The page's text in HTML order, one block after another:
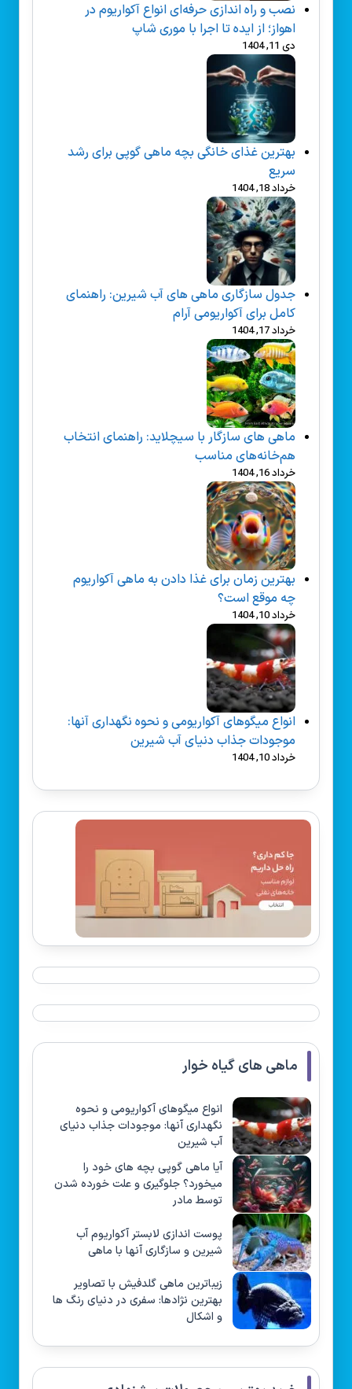
نصب و راه‌ اندازی حرفه‌ای انواع آکواریوم در
اهواز؛ از ایده تا اجرا با موری شاپ
دی 11, 1404
بهترین غذای خانگی بچه ماهی گوپی برای رشد
سریع
خرداد 18, 1404
جدول سازگاری ماهی های آب شیرین: راهنمای
کامل برای آکواریومی آرام
خرداد 17, 1404
ماهی های سازگار با سیچلاید: راهنمای انتخاب
هم‌خانه‌های مناسب
خرداد 16, 1404
بهترین زمان برای غذا دادن به ماهی آکواریوم
چه موقع است؟
خرداد 10, 1404
انواع میگوهای آکواریومی و نحوه نگهداری آنها:
موجودات جذاب دنیای آب شیرین
خرداد 10, 1404
ماهی های گیاه خوار
انواع میگوهای آکواریومی و نحوه
نگهداری آنها: موجودات جذاب دنیای
آب شیرین
آیا ماهی گوپی بچه های خود را
میخورد؟ جلوگیری و علت خورده شدن
توسط مادر
پوست اندازی لابستر آکواریوم آب
شیرین و سازگاری آنها با ماهی
زیباترین ماهی گلدفیش با تصاویر
بهترین نژادها: سفری در دنیای رنگ ها
و اشکال